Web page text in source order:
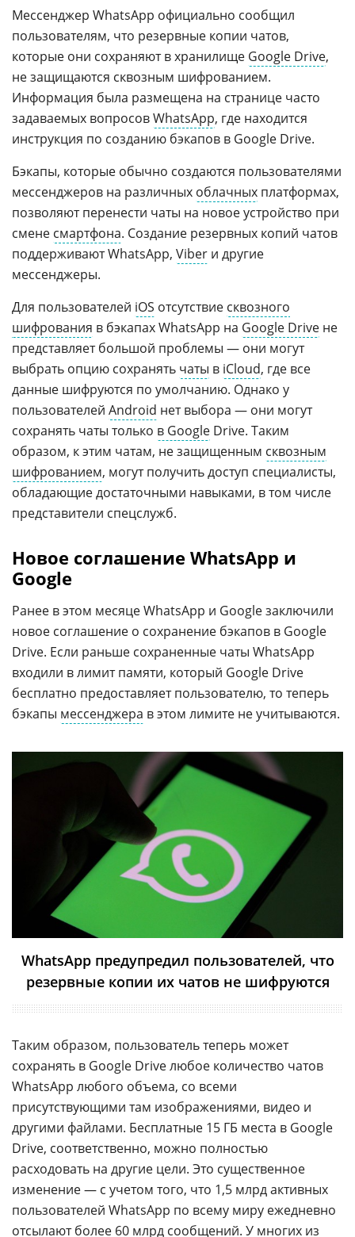
Мессенджер WhatsApp официально сообщил
пользователям, что резервные копии чатов,
которые они сохраняют в хранилище Google Drive,
не защищаются сквозным шифрованием.
Информация была размещена на странице часто
задаваемых вопросовWhatsApp, где находится
инструкция по созданию бэкапов в Google Drive.
Бэкапы, которые обычно создаются пользователями
мессенджеров на различных облачных платформах,
позволяют перенести чаты на новое устройство при
смене смартфона. Создание резервных копий чатов
поддерживают WhatsApp, Viber и другие
мессенджеры.
Для пользователей iOS отсутствие сквозного
шифрования в бэкапах WhatsApp на Google Drive не
представляет большой проблемы — они могут
выбрать опцию сохранять чаты в iCloud, где все
данные шифруются по умолчанию. Однако у
пользователей Android нет выбора — они могут
сохранять чаты только в Google Drive. Таким
образом, к этим чатам, не защищенным сквозным
шифрованием, могут получить доступ специалисты,
обладающие достаточными навыками, в том числе
представители спецслужб.
Новое соглашение WhatsApp и
Google
Ранее в этом месяце WhatsApp и Google заключили
новое соглашение о сохранение бэкапов в Google
Drive. Если раньше сохраненные чаты WhatsApp
входили в лимит памяти, который Google Drive
бесплатно предоставляет пользователю, то теперь
бэкапы мессенджера в этом лимите не учитываются.
WhatsApp предупредил пользователей, что
резервные копии их чатов не шифруются
Таким образом, пользователь теперь может
сохранять в Google Drive любое количество чатов
WhatsApp любого объема, со всеми
присутствующими там изображениями, видео и
другими файлами. Бесплатные 15 ГБ места в Google
Drive, соответственно, можно полностью
расходовать на другие цели. Это существенное
изменение — с учетом того, что 1,5 млрд активных
пользователей WhatsApp по всему миру ежедневно
отсылают более 60 млрд сообщений. У многих из